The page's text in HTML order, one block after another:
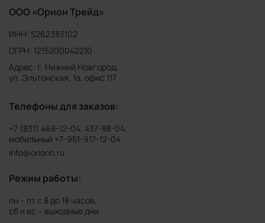
ООО «Орион Трейд»
ИНН: 5262383102
ОГРН: 1215200042210
Адрес: г. Нижний Новгород,
ул. Эльтонская, 1а, офис 117
Телефоны для заказов:
+7 (831) 468-12-04, 437-88-04,
мобильный +7-951-917-12-04
info@orionn.ru
Режим работы:
пн – пт с 8 до 18 часов,
сб и вс – выходные дни